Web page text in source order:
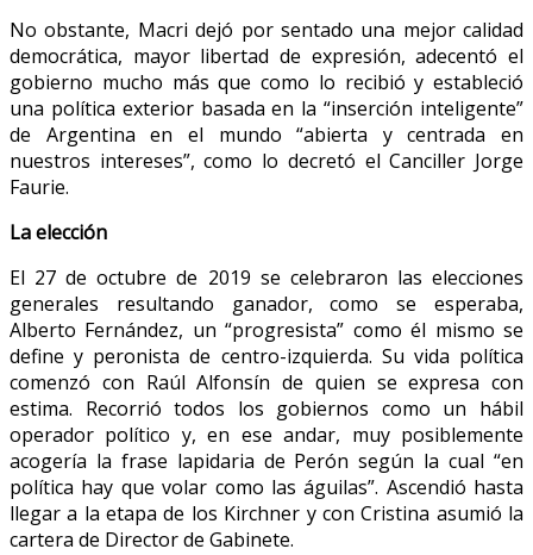
No obstante, Macri dejó por sentado una mejor calidad
democrática, mayor libertad de expresión, adecentó el
gobierno mucho más que como lo recibió y estableció
una política exterior basada en la “inserción inteligente”
de Argentina en el mundo “abierta y centrada en
nuestros intereses”, como lo decretó el Canciller Jorge
Faurie.
La elección
El 27 de octubre de 2019 se celebraron las elecciones
generales resultando ganador, como se esperaba,
Alberto Fernández, un “progresista” como él mismo se
define y peronista de centro-izquierda. Su vida política
comenzó con Raúl Alfonsín de quien se expresa con
estima. Recorrió todos los gobiernos como un hábil
operador político y, en ese andar, muy posiblemente
acogería la frase lapidaria de Perón según la cual “en
política hay que volar como las águilas”. Ascendió hasta
llegar a la etapa de los Kirchner y con Cristina asumió la
cartera de Director de Gabinete.